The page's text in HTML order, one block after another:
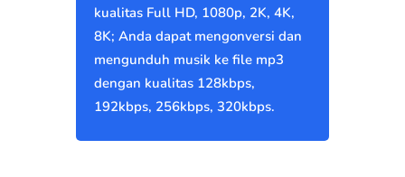
kualitas Full HD, 1080p, 2K, 4K,
8K; Anda dapat mengonversi dan
mengunduh musik ke file mp3
dengan kualitas 128kbps,
192kbps, 256kbps, 320kbps.